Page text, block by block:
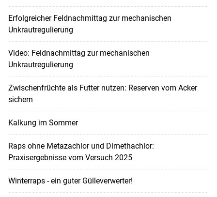
Erfolgreicher Feldnachmittag zur mechanischen
Unkrautregulierung
Video: Feldnachmittag zur mechanischen
Unkrautregulierung
Zwischenfrüchte als Futter nutzen: Reserven vom Acker
sichern
Kalkung im Sommer
Raps ohne Metazachlor und Dimethachlor:
Praxisergebnisse vom Versuch 2025
Winterraps - ein guter Gülleverwerter!